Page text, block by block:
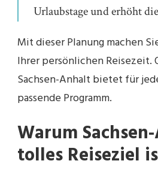
Urlaubstage und erhöht
Mit dieser Planung machen
Ihrer persönlichen Reisezeit.
Sachsen-Anhalt bietet für
passende Programm.
Warum
tolles Reiseziel